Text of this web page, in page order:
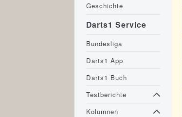
Geschichte
Darts1 Service
Bundesliga
Darts1 App
Darts1 Buch
Testberichte
Kolumnen